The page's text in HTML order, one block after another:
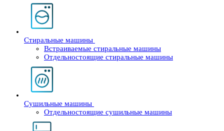
Стиральные машины
Встраиваемые стиральные машины
Отдельностоящие стиральные машины
Сушильные машины
Отдельностоящие сушильные машины